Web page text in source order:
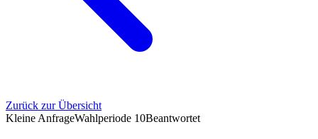
Zurück zur Übersicht
Kleine AnfrageWahlperiode 10Beantwortet